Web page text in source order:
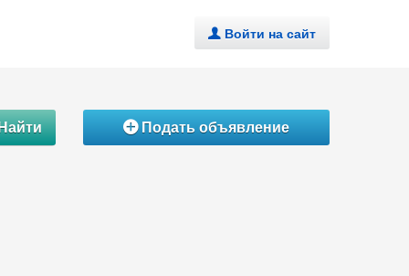
. Войти на сайт
ÁПодать объявление